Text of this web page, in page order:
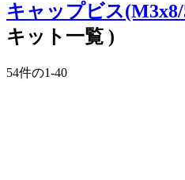
キャップビス(M3x8/
キット一覧 )
54件の1-40